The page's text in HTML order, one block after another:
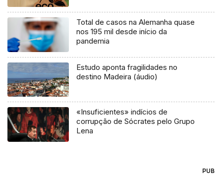
Total de casos na Alemanha quase
nos 195 mil desde início da
pandemia
Estudo aponta fragilidades no
destino Madeira (áudio)
«Insuficientes» indícios de
corrupção de Sócrates pelo Grupo
Lena
PUB